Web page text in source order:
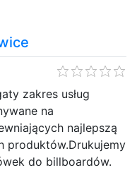
zakres usług
na
najlepszą
produktów.Drukujemy
do billboardów.